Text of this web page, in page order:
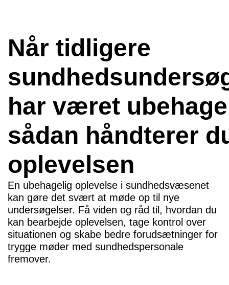
Når tidligere
har været
sådan håndterer
oplevelsen
En ubehagelig oplevelse i sundhedsvæsenet
kan gøre det svært at møde op til nye
undersøgelser. Få viden og råd til, hvordan du
kan bearbejde oplevelsen, tage kontrol over
situationen og skabe bedre forudsætninger for
trygge møder med sundhedspersonale
fremover.